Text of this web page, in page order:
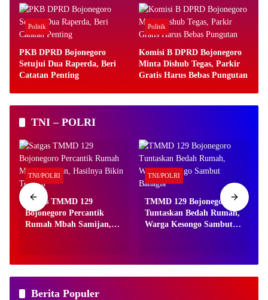
Politik
PKB DPRD Bojonegoro
Setujui Dua Raperda, Beri
Catatan Penting
Politik
Komisi B DPRD Bojonegoro
Minta Dishub Tegas, Parkir
Gratis Harus Bebas Pungutan
TNI – POLRI
TNI/POLRI
Satgas TMMD 129
Bojonegoro Percantik
Rumah Mbah Samijan,
TNI/POLRI
TMMD 129 Bojonegoro
Tuntaskan Bedah Rumah,
Warga Kesongo Sambut
Berita Populer